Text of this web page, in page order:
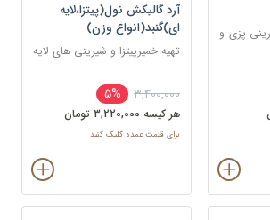
پزی و
آرد گالیکش نول(پیتزا،لایه
ای)گنبد(انواع وزن)
تهیه خمیرپیتزا و شیرینی های لایه
3,400,000
5%
هر کيسه 3,220,000 تومان
برای قیمت عمده کلیک کنید